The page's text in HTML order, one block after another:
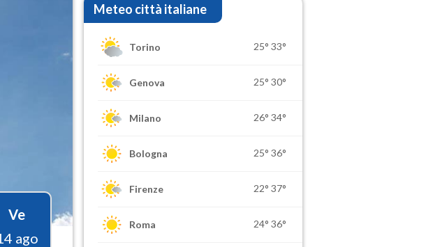
Ve
ago
Meteo città italiane
Torino 25° 33°
Genova 25° 30°
Milano 26° 34°
Bologna 25° 36°
Firenze 22° 37°
Roma 24° 36°